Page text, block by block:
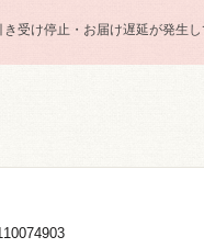
受け停止・お届け遅延が発生